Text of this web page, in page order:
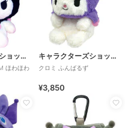
キャラクターズショップ ラフラフ
ほわほわ
キャラクターズショップ ラフラフ
クロミ ふんばるず
¥3,850